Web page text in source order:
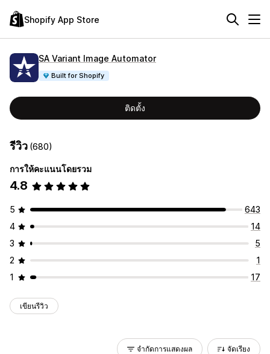
Shopify App Store
SA Variant Image Automator
Built for Shopify
ติดตั้ง
รีวิว (680)
การให้คะแนนโดยรวม
4.8
5
643
4
14
3
5
2
1
1
17
เขียนรีวิว
จำกัดการแสดงผล จัดเรียง